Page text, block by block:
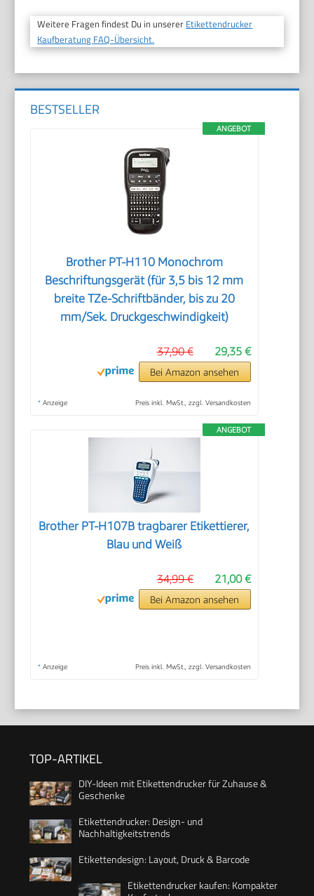
Weitere Fragen findest Du in unserer Etikettendrucker
Kaufberatung FAQ-Übersicht.
BESTSELLER
ANGEBOT
Brother PT-H110 Monochrom
Beschriftungsgerät (für 3,5 bis 12 mm
breite TZe-Schriftbänder, bis zu 20
mm/Sek. Druckgeschwindigkeit)
29,35 €
37,90 €
Bei Amazon ansehen
* Anzeige Preis inkl. MwSt., zzgl. Versandkosten
ANGEBOT
Brother PT-H107B tragbarer Etikettierer,
Blau und Weiß
21,00 €
34,99 €
Bei Amazon ansehen
* Anzeige Preis inkl. MwSt., zzgl. Versandkosten
TOP-ARTIKEL
DIY-Ideen mit Etikettendrucker für Zuhause &
Geschenke
Etikettendrucker: Design- und
Nachhaltigkeitstrends
Etikettendesign: Layout, Druck & Barcode
Etikettendrucker kaufen: Kompakter